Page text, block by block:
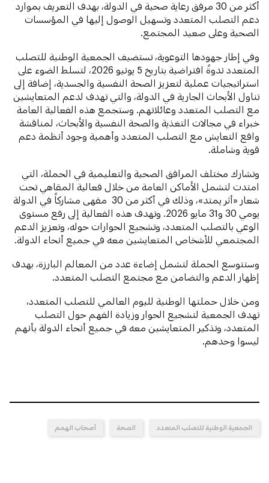
أكثر من 30 مرفق رعاية صحية في الدولة، بهدف التعريف بموارد
دعم التصلب المتعدد وتسهيل الوصول إليها في المؤسسات
الصحية وعلى صعيد المجتمع.
وفي إطار جهودها التوعوية، تستضيف الجمعية الوطنية للتصلب
المتعدد ندوةً افتراضية بتاريخ 5 يونيو 2026، لتسلط الضوء على
استراتيجيات عملية لتعزيز الصحة النفسية والجسدية، إضافة إلى
تناول الأبحاث الجارية في الدولة، والتي تهدف لدعم المتعايشين
مع التصلب المتعدد وعائلاتهم. وستجمع هذه الفعالية العامة
خبراء في مجالات التغذية والصحة النفسية والأبحاث، لمناقشة
واقع التعايش مع التصلب المتعدد وأهمية وجود أنظمة دعم
قوية وشاملة.
وتشارك مختلف المرافق الصحية والتعليمية في الحملة، التي
امتدت لتشمل الأماكن العامة من خلال فعالية المقاهي تحت
شعار «أثر يمتد»، وذلك في أكثر من 30 مقهى مشاركاً في الدولة
يومي 30 و31 مايو 2026. وتهدف هذه الفعالية إلى رفع مستوى
الوعي بالتصلب المتعدد، وتشجيع الحوارات حوله، وتعزيز الدعم
المجتمعي للأشخاص المتعايشين معه في جميع أنحاء الدولة.
وستتوسع الحملة لتشمل إضاءة عدد من المعالم البارزة، بهدف
إظهار الدعم والتضامن مع مجتمع التصلب المتعدد.
ومن خلال حملتها الوطنية لليوم العالمي للتصلب المتعدد،
تهدف الجمعية لتشجيع الحوار وزيادة الفهم حول التصلب
المتعدد، وتذكير المتعايشين معه في جميع أنحاء الدولة بأنهم
ليسوا وحدهم.
الجمعية الوطنية للتصلب المتعدد الصحة أصحاب الهمم